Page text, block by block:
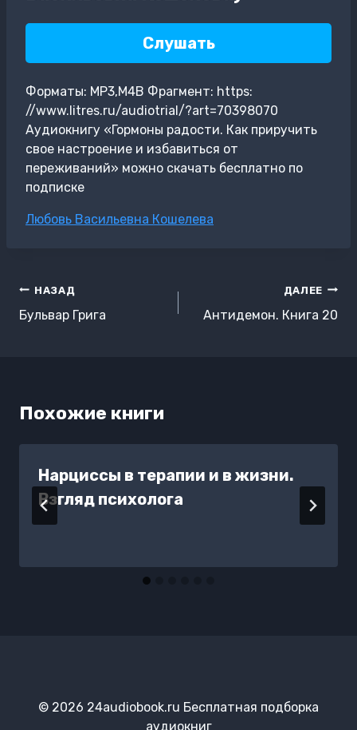
Слушать
Форматы: MP3,M4B Фрагмент: https:
//www.litres.ru/audiotrial/?art=70398070
Аудиокнигу «Гормоны радости. Как приручить
свое настроение и избавиться от
переживаний» можно скачать бесплатно по
подписке
Метки
Любовь Васильевна Кошелева
Навигация
по
НАЗАД
Бульвар Грига
ДАЛЕЕ
Антидемон. Книга 20
Похожие книги
Нарциссы в терапии и в жизни.
Взгляд психолога
© 2026 24audiobook.ru Бесплатная подборка
аудиокниг